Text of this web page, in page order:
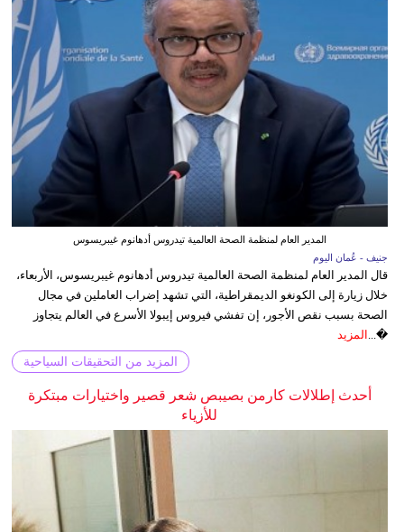
المدير العام لمنظمة الصحة العالمية تيدروس أدهانوم غيبريسوس
جنيف - عُمان اليوم
قال المدير العام لمنظمة الصحة العالمية تيدروس أدهانوم غيبريسوس، الأربعاء،
خلال زيارة إلى الكونغو الديمقراطية، التي تشهد إضراب العاملين في مجال
الصحة بسبب نقص الأجور، إن تفشي فيروس إيبولا الأسرع في العالم يتجاوز
�... المزيد
المزيد من التحقيقات السياحية
أحدث إطلالات كارمن بصيبص شعر قصير واختيارات مبتكرة
للأزياء